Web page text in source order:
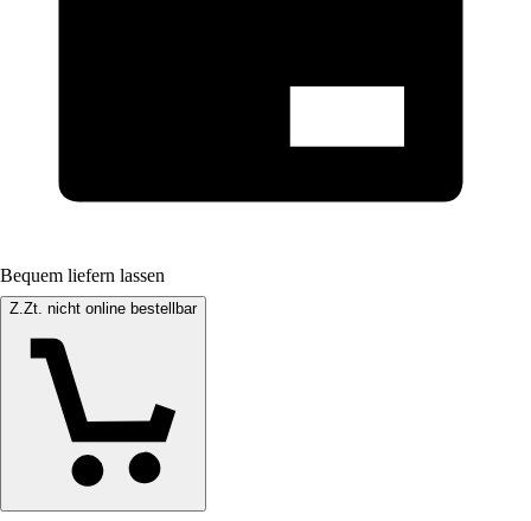
Bequem liefern lassen
Z.Zt. nicht online bestellbar